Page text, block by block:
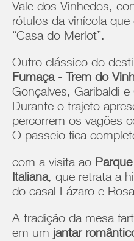
Vale dos Vinhedos,
rótulos da vinícola
“Casa do Merlot”.
Outro clássico do
Fumaça - Trem do
Gonçalves, Garibaldi e
Durante o trajeto
percorrem os vagões
O passeio fica
com a visita ao
Italiana, que retrata a
do casal Lázaro e
A tradição da mesa
em um jantar